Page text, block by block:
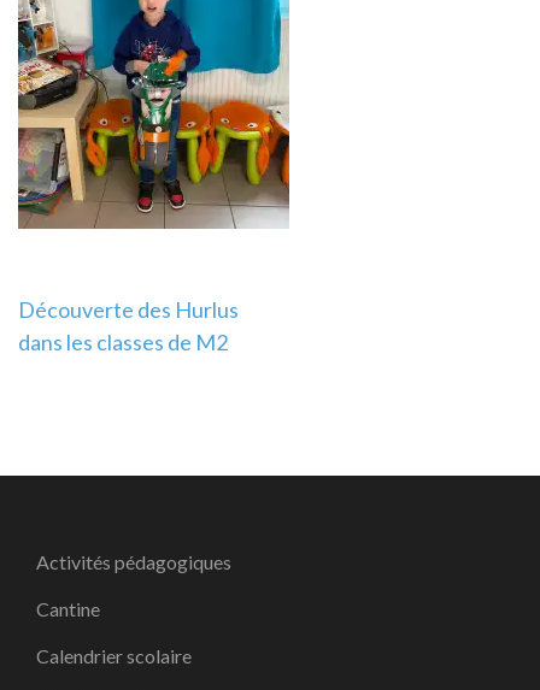
Navigation
de
Découverte des Hurlus
dans les classes de M2
Activités pédagogiques
Cantine
Calendrier scolaire